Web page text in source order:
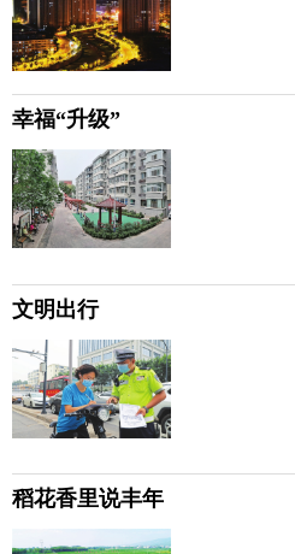
幸福“升级”
文明出行
稻花香里说丰年